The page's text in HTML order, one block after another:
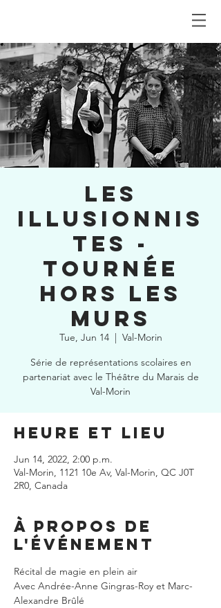
LES
ILLUSIONNIS
TES -
tournée
hors les
murs
Tue, Jun 14
  |
Val-Morin
Série de représentations scolaires en
partenariat avec le Théâtre du Marais de
Val-Morin
Heure et lieu
Jun 14, 2022, 2:00 p.m.
Val-Morin, 1121 10e Av, Val-Morin, QC J0T
2R0, Canada
À propos de
l'événement
Récital de magie en plein air
Avec Andrée-Anne Gingras-Roy et Marc-
Alexandre Brûlé